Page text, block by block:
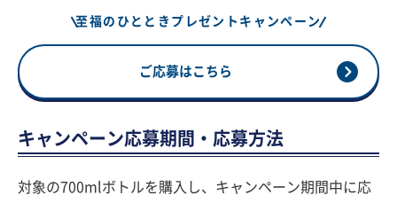
至福のひとときプレゼントキャンペーン
ご応募はこちら
キャンペーン応募期間・応募方法
対象の700mlボトルを購入し、キャンペーン期間中に応